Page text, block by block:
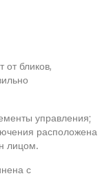
от бликов,
управления;
расположена
лицом.
с